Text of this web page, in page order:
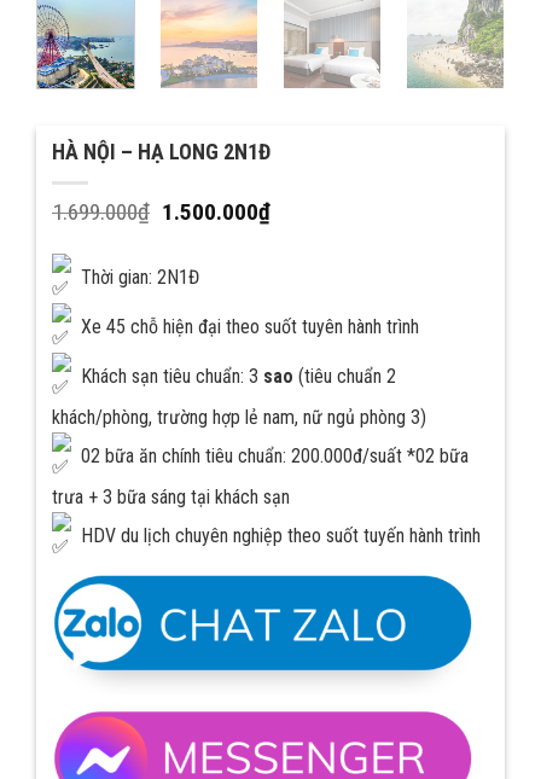
HÀ NỘI – HẠ LONG 2N1Đ
1.699.000₫ 1.500.000₫
Thời gian: 2N1Đ
Xe 45 chỗ hiện đại theo suốt tuyên hành trình
Khách sạn tiêu chuẩn: 3 sao (tiêu chuẩn 2
khách/phòng, trường hợp lẻ nam, nữ ngủ phòng 3)
02 bữa ăn chính tiêu chuẩn: 200.000đ/suất *02 bữa
trưa + 3 bữa sáng tại khách sạn
HDV du lịch chuyên nghiệp theo suốt tuyến hành trình